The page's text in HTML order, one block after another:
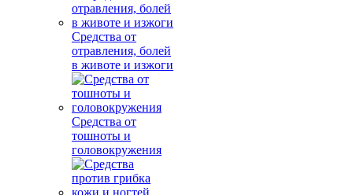
Средства от
отравления, болей
в животе и изжоги
Средства от
тошноты и
головокружения